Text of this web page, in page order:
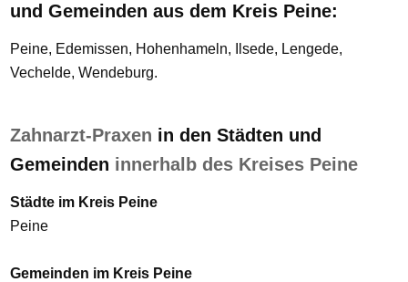
und Gemeinden aus dem Kreis Peine:
Peine, Edemissen, Hohenhameln, Ilsede, Lengede,
Vechelde, Wendeburg.
Zahnarzt-Praxen in den Städten und
Gemeinden innerhalb des Kreises Peine
Städte im Kreis Peine
Peine
Gemeinden im Kreis Peine